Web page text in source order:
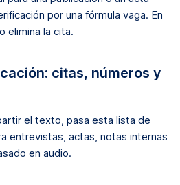
por una fórmula vaga. En
elimina la cita.
citas, números y
el texto, pasa esta lista de
entrevistas, actas, notas internas
en audio.